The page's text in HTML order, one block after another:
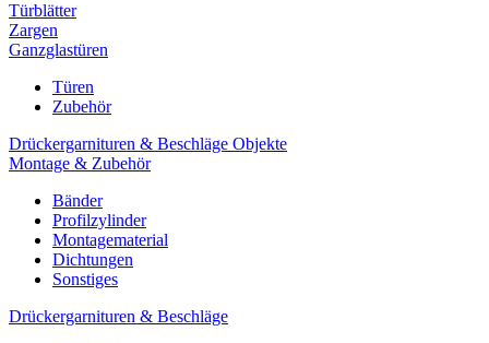
Türblätter
Zargen
Ganzglastüren
Türen
Zubehör
Drückergarnituren & Beschläge Objekte
Montage & Zubehör
Bänder
Profilzylinder
Montagematerial
Dichtungen
Sonstiges
Drückergarnituren & Beschläge